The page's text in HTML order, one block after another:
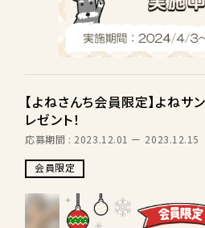
【よねさんち会員限定】よねサ
レゼント！
応募期間 : 2023.12.01 2023.12.15
会員限定